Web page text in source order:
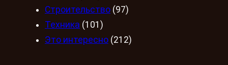
Строительство (97)
Техника (101)
Это интересно (212)